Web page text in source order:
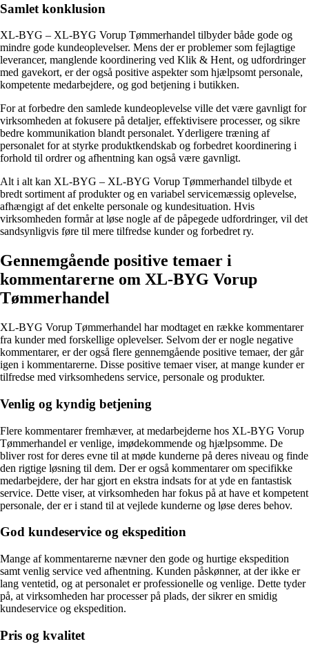
Samlet konklusion
XL-BYG – XL-BYG Vorup Tømmerhandel tilbyder både gode og
mindre gode kundeoplevelser. Mens der er problemer som fejlagtige
leverancer, manglende koordinering ved Klik & Hent, og udfordringer
med gavekort, er der også positive aspekter som hjælpsomt personale,
kompetente medarbejdere, og god betjening i butikken.
For at forbedre den samlede kundeoplevelse ville det være gavnligt for
virksomheden at fokusere på detaljer, effektivisere processer, og sikre
bedre kommunikation blandt personalet. Yderligere træning af
personalet for at styrke produktkendskab og forbedret koordinering i
forhold til ordrer og afhentning kan også være gavnligt.
Alt i alt kan XL-BYG – XL-BYG Vorup Tømmerhandel tilbyde et
bredt sortiment af produkter og en variabel servicemæssig oplevelse,
afhængigt af det enkelte personale og kundesituation. Hvis
virksomheden formår at løse nogle af de påpegede udfordringer, vil det
sandsynligvis føre til mere tilfredse kunder og forbedret ry.
Gennemgående positive temaer i
kommentarerne om XL-BYG Vorup
Tømmerhandel
XL-BYG Vorup Tømmerhandel har modtaget en række kommentarer
fra kunder med forskellige oplevelser. Selvom der er nogle negative
kommentarer, er der også flere gennemgående positive temaer, der går
igen i kommentarerne. Disse positive temaer viser, at mange kunder er
tilfredse med virksomhedens service, personale og produkter.
Venlig og kyndig betjening
Flere kommentarer fremhæver, at medarbejderne hos XL-BYG Vorup
Tømmerhandel er venlige, imødekommende og hjælpsomme. De
bliver rost for deres evne til at møde kunderne på deres niveau og finde
den rigtige løsning til dem. Der er også kommentarer om specifikke
medarbejdere, der har gjort en ekstra indsats for at yde en fantastisk
service. Dette viser, at virksomheden har fokus på at have et kompetent
personale, der er i stand til at vejlede kunderne og løse deres behov.
God kundeservice og ekspedition
Mange af kommentarerne nævner den gode og hurtige ekspedition
samt venlig service ved afhentning. Kunden påskønner, at der ikke er
lang ventetid, og at personalet er professionelle og venlige. Dette tyder
på, at virksomheden har processer på plads, der sikrer en smidig
kundeservice og ekspedition.
Pris og kvalitet